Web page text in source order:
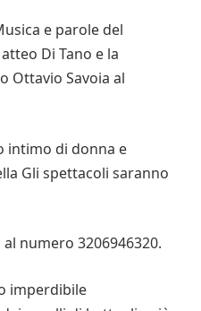
e parole del
Di Tano e la
Ottavio Savoia al
intimo di donna e
Gli spettacoli saranno
numero 3206946320.
imperdibile